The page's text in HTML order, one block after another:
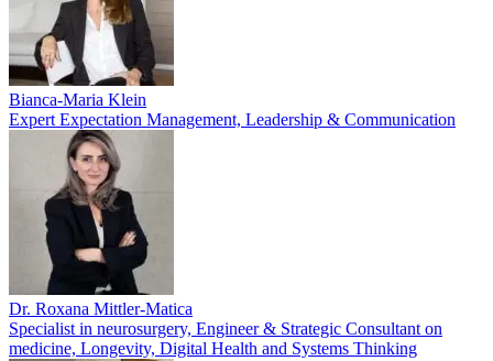
Bianca-Maria Klein
Expert Expectation Management, Leadership & Communication
Dr. Roxana Mittler-Matica
Specialist in neurosurgery, Engineer & Strategic Consultant on
medicine, Longevity, Digital Health and Systems Thinking